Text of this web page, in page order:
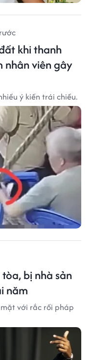
khi thanh
nhân viên gây
ý kiến trái chiều.
bị nhà sản
năm
với rắc rối pháp